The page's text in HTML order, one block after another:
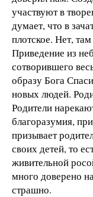
участвуют в
думает, что в
плотское. Нет,
Приведение из
сотворившего
образу Бога
новых людей.
Родители
благоразумия,
призывает
своих детей, то
живительной
много доверено
страшно.